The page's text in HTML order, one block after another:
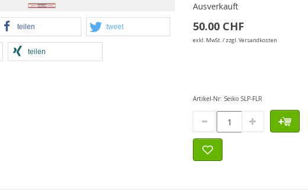
teilen tweet
teilen
Ausverkauft
50.00 CHF
exkl. MwSt. / zzgl. Versandkosten
Artikel-Nr: Seiko SLP-FLR